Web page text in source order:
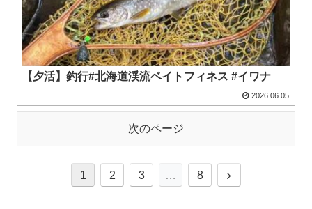
【夕活】釣行#北海道渓流ベイトフィネス #イワナ
2026.06.05
次のページ
1 2 3 … 8